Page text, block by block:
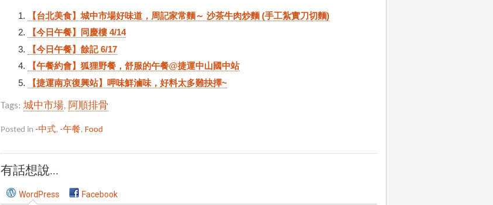
【台北美食】城中市場好味道，周記家常麵～ 沙茶牛肉炒麵 (手工紮實刀切麵)
【今日午餐】同慶樓 4/14
【今日午餐】餘記 6/17
【午餐約會】狐狸野餐，舒服的午餐@捷運中山國中站
【捷運南京復興站】呷味鮮滷味，好料太多難抉擇~
Tags: 城中市場, 阿順排骨
Posted in -中式, -午餐, Food
有話想說...
WordPress Facebook